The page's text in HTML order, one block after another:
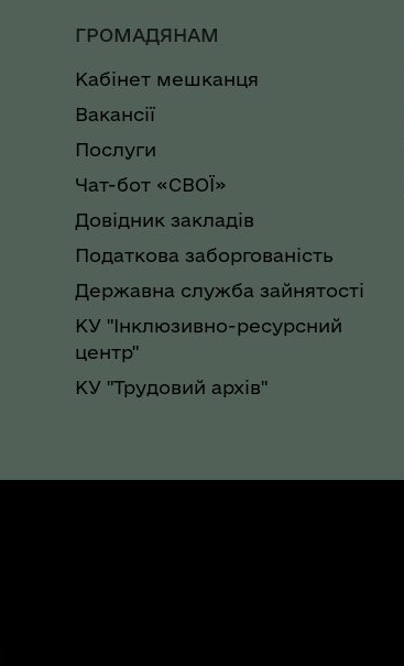
ГРОМАДЯНАМ
Кабінет мешканця
Вакансії
Послуги
Чат-бот «СВОЇ»
Довідник закладів
Податкова заборгованість
Державна служба зайнятості
КУ "Інклюзивно-ресурсний
центр"
КУ "Трудовий архів"